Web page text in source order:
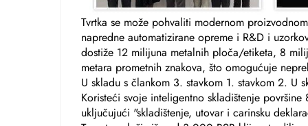
Tvrtka se može pohvaliti modernom
napredne automatizirane opreme i R&D i
dostiže 12 milijuna metalnih ploča/etiketa, 8
metara prometnih znakova, što omogućuje
U skladu s člankom 3. stavkom 1. stavkom 2. U
Koristeći svoje inteligentno skladištenje
uključujući "skladištenje, utovar i carinsku